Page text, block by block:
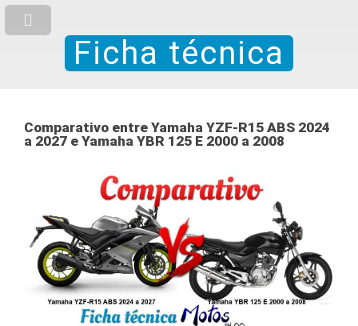
Ficha técnica
Comparativo entre Yamaha YZF-R15 ABS 2024
a 2027 e Yamaha YBR 125 E 2000 a 2008